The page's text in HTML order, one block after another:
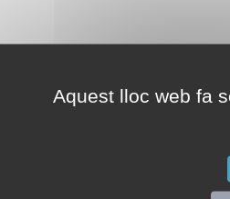
Aquest lloc web fa